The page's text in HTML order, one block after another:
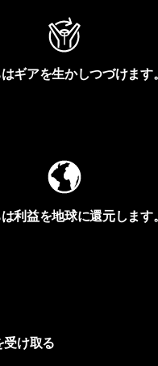
ギアを生かしつづけます。
利益を地球に還元します。
受け取る